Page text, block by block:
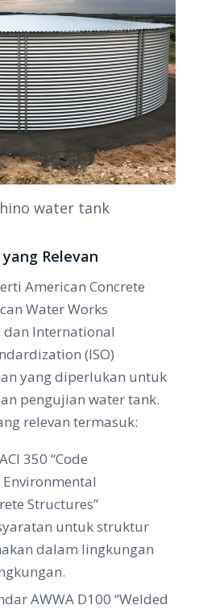
water tank
Relevan
American Concrete
Water Works
dan International
(ISO)
yang diperlukan untuk
pengujian water tank.
relevan termasuk:
350 “Code
Structures”
untuk struktur
dalam lingkungan
AWWA D100 “Welded